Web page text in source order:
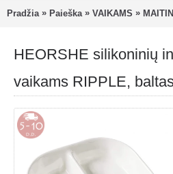
Pradžia » Paieška » VAIKAMS »
HEORSHE silikoninių
vaikams RIPPLE,